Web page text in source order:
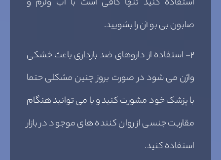
استفاده کنید تنها کافی است با آب ولرم و
صابون بی بو آن را بشویید.
۲- استفاده از داروهای ضد بارداری باعث خشکی
واژن می شود در صورت بروز چنین مشکلی حتما
با پزشک خود مشورت کنید و یا می توانید هنگام
مقاربت جنسی از روان کننده های موجود در بازار
استفاده کنید.